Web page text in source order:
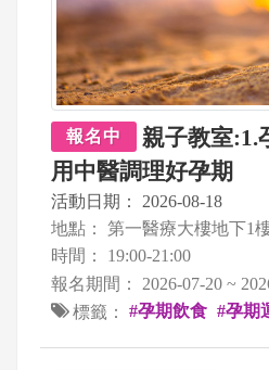
報名中
親子教室:1.
用中醫調理好孕期
活動日期：
2026-08-18
地點：
第一醫療大樓地下1
時間：
19:00-21:00
報名期間：
2026-07-20 ~
標籤：
#孕期飲食 #孕期